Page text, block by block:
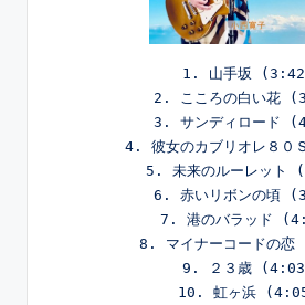
1. 山手坂
2. こころの白い花
3. サンディロード
4. 彼女のカブリオレ８
5. 未来のルーレット
6. 赤いリボンの頃
7. 港のバラッド
8. マイナーコードの
9. ２３歳
10. 虹ヶ浜